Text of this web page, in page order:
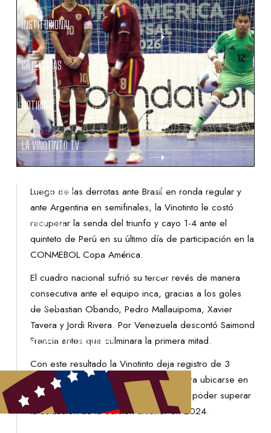
INSTITUCIONAL
CATEGORÍAS
NOTICIAS
LA VINOTINTO TV
NOTIFICACIONES
NORMATIVAS
DENUNCIAS
PROTECCIÓN DE LA INFANCIA
Luego de las derrotas ante Brasil en ronda regular y
ante Argentina en semifinales, la Vinotinto le costó
recuperar la senda del triunfo y cayo 1-4 ante el
quinteto de Perú en su último día de participación en la
CONMEBOL Copa América.
El cuadro nacional sufrió su tercer revés de manera
consecutiva ante el equipo inca, gracias a los goles
de Sebastian Obando, Pedro Mallauipoma, Xavier
Tavera y Jordi Rivera. Por Venezuela descontó Saimond
Francia antes que culminara la primera mitad.
Con este resultado la Vinotinto deja registro de 3
victorias e igual número de derrotas para ubicarse en
el cuarto lugar de la Copa América, sin poder superar
la actuación de la edición anterior en 2024.